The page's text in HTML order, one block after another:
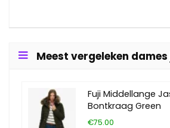
Meest vergeleken
Fuji Middellange
Bontkraag Green
€75.00